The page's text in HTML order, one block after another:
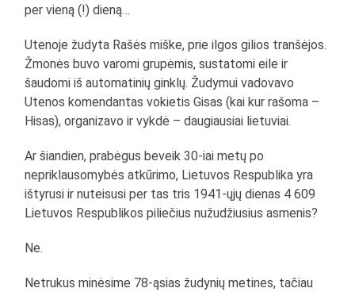
per vieną (!) dieną…
Utenoje žudyta Rašės miške, prie ilgos gilios tranšėjos.
Žmonės buvo varomi grupėmis, sustatomi eile ir
šaudomi iš automatinių ginklų. Žudymui vadovavo
Utenos komendantas vokietis Gisas (kai kur rašoma –
Hisas), organizavo ir vykdė – daugiausiai lietuviai.
Ar šiandien, prabėgus beveik 30-iai metų po
nepriklausomybės atkūrimo, Lietuvos Respublika yra
ištyrusi ir nuteisusi per tas tris 1941-ųjų dienas 4 609
Lietuvos Respublikos piliečius nužudžiusius asmenis?
Ne.
Netrukus minėsime 78-ąsias žudynių metines, tačiau